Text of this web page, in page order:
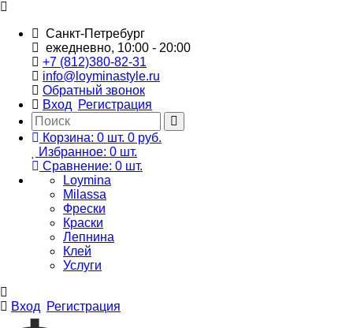
Санкт-Петребург
ежедневно, 10:00 - 20:00
+7 (812)380-82-31
info@loyminastyle.ru
Обратный звонок
Вход
Регистрация
Корзина: 0 шт. 0 руб.
Избранное: 0 шт.
Сравнение: 0 шт.
Loymina
Milassa
Фрески
Краски
Лепнина
Клей
Услуги
Вход Регистрация